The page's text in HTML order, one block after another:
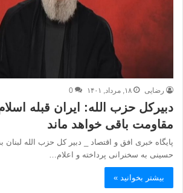
رضایی ۱۸, مرداد, ۱۴۰۱ 0
دبیرکل حزب الله: ایران قبله
مقاومت باقی خواهد ماند
پایگاه خبری افق و اقتصاد _ دبیر کل حزب الله
حسینی به سخنرانی پرداخته و اعلام…
بیشتر بخوانید »